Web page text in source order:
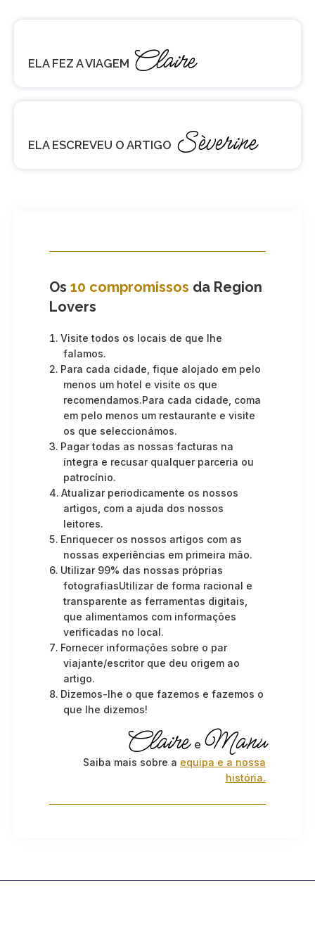
ELA FEZ A VIAGEM Claire
ELA ESCREVEU O ARTIGO Sèverine
Os 10 compromissos da Region
Lovers
Visite todos os locais de que lhe
falamos.
Para cada cidade, fique alojado em pelo
menos um hotel e visite os que
recomendamos.Para cada cidade, coma
em pelo menos um restaurante e visite
os que seleccionámos.
Pagar todas as nossas facturas na
íntegra e recusar qualquer parceria ou
patrocínio.
Atualizar periodicamente os nossos
artigos, com a ajuda dos nossos
leitores.
Enriquecer os nossos artigos com as
nossas experiências em primeira mão.
Utilizar 99% das nossas próprias
fotografiasUtilizar de forma racional e
transparente as ferramentas digitais,
que alimentamos com informações
verificadas no local.
Fornecer informações sobre o par
viajante/escritor que deu origem ao
artigo.
Dizemos-lhe o que fazemos e fazemos o
que lhe dizemos!
Claire e Manu
Saiba mais sobre a equipa e a nossa
história.